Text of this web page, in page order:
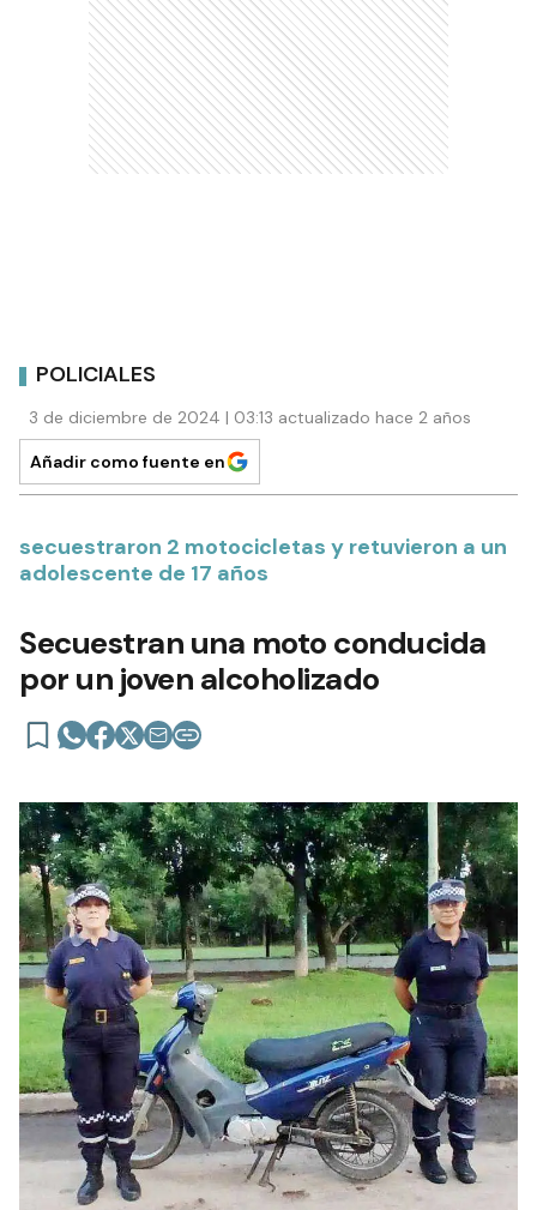
POLICIALES
3 de diciembre de 2024 | 03:13 actualizado hace 2 años
Añadir como fuente en
secuestraron 2 motocicletas y retuvieron a un
adolescente de 17 años
Secuestran una moto conducida
por un joven alcoholizado